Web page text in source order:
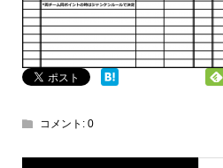
コメント: 0